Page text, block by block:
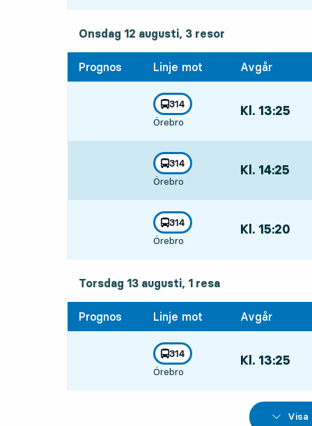
onsdag 12 augusti, 3resor
Onsdag 12 augusti, 3 resor
Prognos Linje mot Avgår
linje
314
mot
Örebro
, Kl. 13:25
linje
314
mot
Örebro
, Kl. 14:25
linje
314
mot
Örebro
, Kl. 15:20
torsdag 13 augusti, 1resa
Torsdag 13 augusti, 1 resa
Prognos Linje mot Avgår
linje
314
mot
Örebro
, Kl. 13:25
Visa